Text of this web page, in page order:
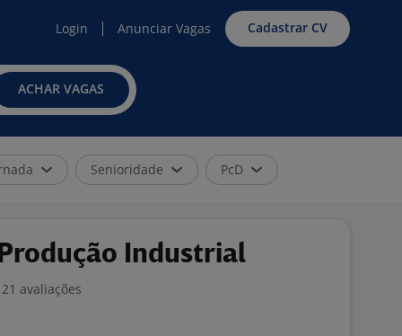
Login Anunciar Vagas Cadastrar CV
ACHAR VAGAS
Senioridade PcD
Industrial
21 avaliações